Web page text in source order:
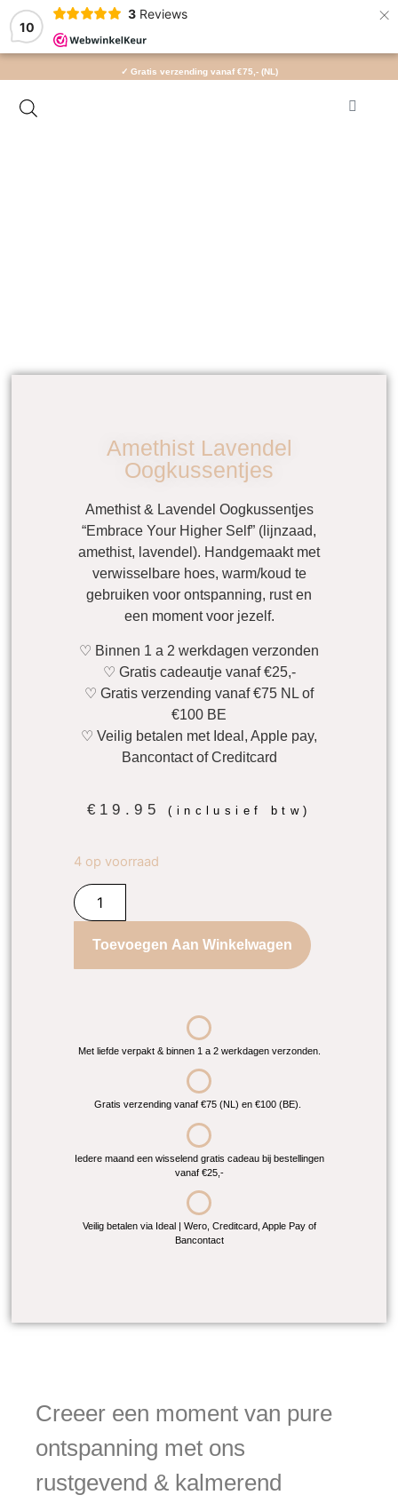
10
3 Reviews ×
✓ Gratis verzending vanaf €75,- (NL)
Amethist Lavendel
Oogkussentjes
Amethist & Lavendel Oogkussentjes
“Embrace Your Higher Self” (lijnzaad,
amethist, lavendel). Handgemaakt met
verwisselbare hoes, warm/koud te
gebruiken voor ontspanning, rust en
een moment voor jezelf.
♡ Binnen 1 a 2 werkdagen verzonden
♡ Gratis cadeautje vanaf €25,-
♡ Gratis verzending vanaf €75 NL of
€100 BE
♡ Veilig betalen met Ideal, Apple pay,
Bancontact of Creditcard
€ 19.95 (inclusief btw)
4 op voorraad
Toevoegen Aan Winkelwagen
Met liefde verpakt & binnen 1 a 2 werkdagen verzonden.
Gratis verzending vanaf €75 (NL) en €100 (BE).
Iedere maand een wisselend gratis cadeau bij bestellingen
vanaf €25,-
Veilig betalen via Ideal | Wero, Creditcard, Apple Pay of
Bancontact
Creeer een moment van pure
ontspanning met ons
rustgevend & kalmerend